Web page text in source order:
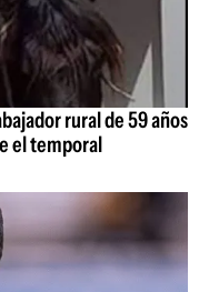
rural de 59 años
el temporal